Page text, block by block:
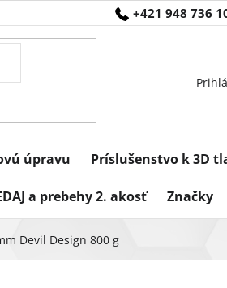
+421 948 736
úpravu Príslušenstvo k 3D
a prebehy 2. akosť Značky
Devil Design 800 g